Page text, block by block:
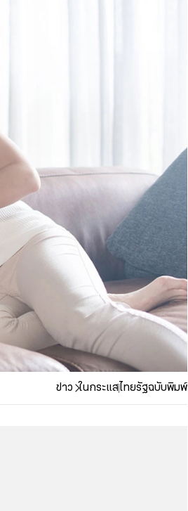
ข่าว ในกระแสไทยรัฐฉบับพิมพ์